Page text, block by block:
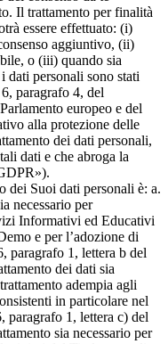
Il trattamento per finalità
essere effettuato: (i)
aggiuntivo, (ii)
o (iii) quando sia
dati personali sono stati
paragrafo 4, del
europeo e del
alla protezione delle
dei dati personali,
dati e che abroga la
dei Suoi dati personali è: a.
necessario per
Informativi ed Educativi
e per l’adozione di
paragrafo 1, lettera b del
dei dati sia
adempia agli
in particolare nel
paragrafo 1, lettera c) del
sia necessario per